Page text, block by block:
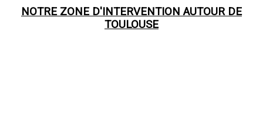
NOTRE ZONE D'INTERVENTION AUTOUR DE
TOULOUSE